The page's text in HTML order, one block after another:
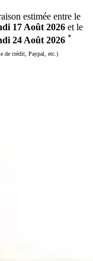
estimée entre le
17 Août 2026 et le
24 Août 2026 *
de crédit, Paypal, etc.)